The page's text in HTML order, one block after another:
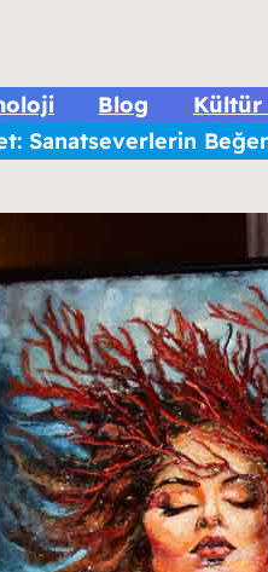
Blog Kültür
Sanatseverlerin